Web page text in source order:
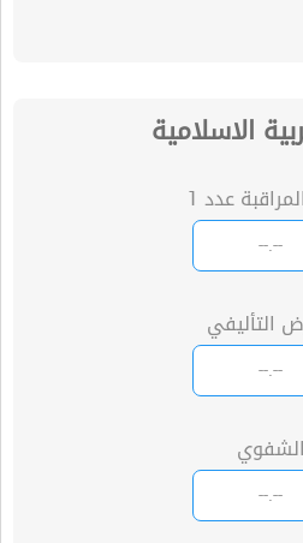
الاسلامية
عدد 1
التأليفي
الشفوي